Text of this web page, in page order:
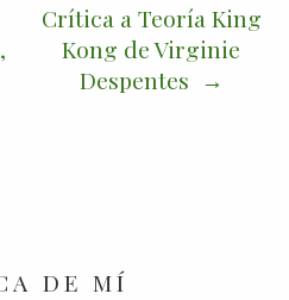
Crítica a Teoría King
Kong de Virginie
Despentes
DE MÍ